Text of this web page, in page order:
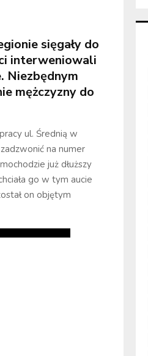
sięgały do
interweniowali
Niezbędnym
mężczyzny do
ul. Średnią w
na numer
już dłuższy
go w tym aucie
on objętym